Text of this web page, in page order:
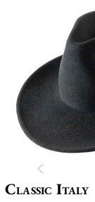
Classic Italy